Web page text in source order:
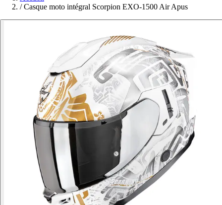
/ Casque moto intégral Scorpion EXO-1500 Air Apus